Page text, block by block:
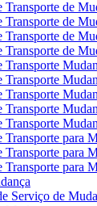
Transporte de
Transporte de
Transporte de
Transporte de
Transporte
Transporte
Transporte
Transporte
Transporte
Transporte para
Transporte para
Transporte para
Serviço de